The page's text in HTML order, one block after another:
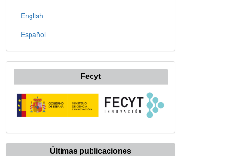
English
Español
Fecyt
Últimas publicaciones